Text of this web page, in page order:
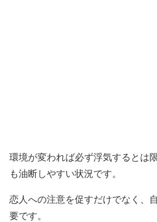
環境が変われば必ず浮気するとは
も油断しやすい状況です。
恋人への注意を促すだけでなく、
要です。